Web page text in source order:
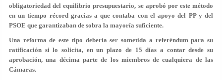
obligatoriedad del equilibrio presupuestario, se aprobó por este método
en un tiempo récord gracias a que contaba con el apoyo del PP y del
PSOE que garantizaban de sobra la mayoría suficiente.
Una reforma de este tipo debería ser sometida a referéndum para su
ratificación si lo solicita, en un plazo de 15 días a contar desde su
aprobación, una décima parte de los miembros de cualquiera de las
Cámaras.